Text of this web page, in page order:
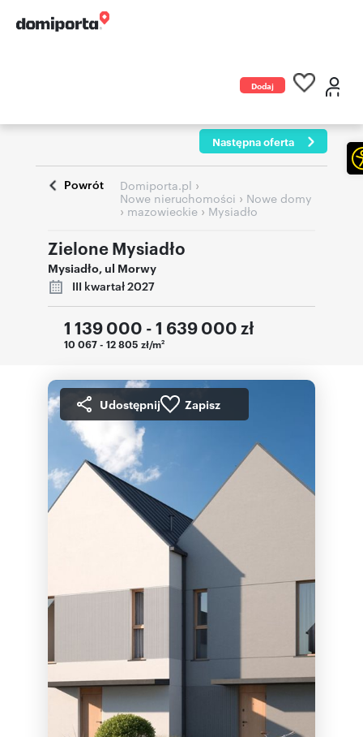
Dodaj
Następna oferta
Powrót Domiporta.pl ›
Nowe nieruchomości › Nowe domy
› mazowieckie › Mysiadło
Zielone Mysiadło
Mysiadło, ul Morwy
III kwartał 2027
1 139 000 - 1 639 000 zł
10 067 - 12 805 zł/m2
Udostępnij Zapisz